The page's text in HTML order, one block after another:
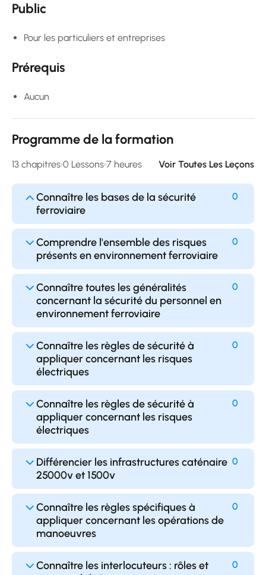
Public
Pour les particuliers et entreprises
Prérequis
Aucun
Programme de la formation
13 chapitres 0 Lessons 7 heures Voir Toutes Les Leçons
Connaître les bases de la sécurité
ferroviaire
0
Comprendre l'ensemble des risques
présents en environnement ferroviaire
0
Connaître toutes les généralités
concernant la sécurité du personnel en
environnement ferroviaire
0
Connaître les règles de sécurité à
appliquer concernant les risques
électriques
0
Connaître les règles de sécurité à
appliquer concernant les risques
électriques
0
Différencier les infrastructures caténaire
25000v et 1500v
0
Connaître les règles spécifiques à
appliquer concernant les opérations de
manoeuvres
0
Connaître les interlocuteurs : rôles et
0